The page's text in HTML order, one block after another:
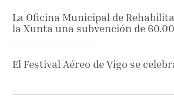
La Oficina Municipal de
la Xunta una subvención de
El Festival Aéreo de Vigo se